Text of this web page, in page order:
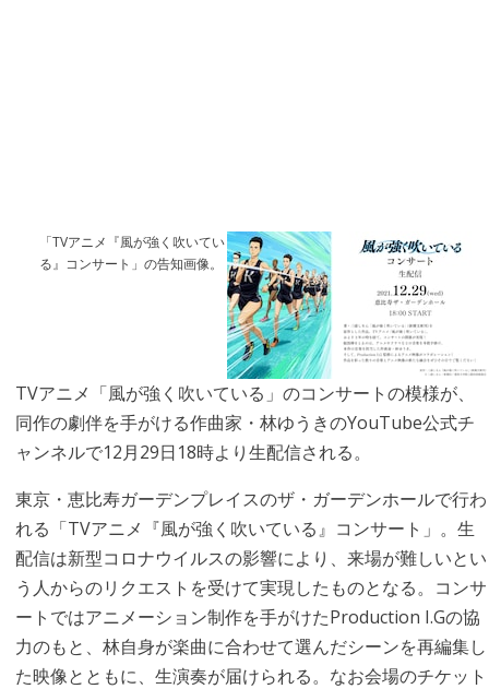
「TVアニメ『風が強く吹いてい
る』コンサート」の告知画像。
TVアニメ「風が強く吹いている」のコンサートの模様が、
同作の劇伴を手がける作曲家・林ゆうきのYouTube公式チ
ャンネルで12月29日18時より生配信される。
東京・恵比寿ガーデンプレイスのザ・ガーデンホールで行わ
れる「TVアニメ『風が強く吹いている』コンサート」。生
配信は新型コロナウイルスの影響により、来場が難しいとい
う人からのリクエストを受けて実現したものとなる。コンサ
ートではアニメーション制作を手がけたProduction I.Gの協
力のもと、林自身が楽曲に合わせて選んだシーンを再編集し
た映像とともに、生演奏が届けられる。なお会場のチケット